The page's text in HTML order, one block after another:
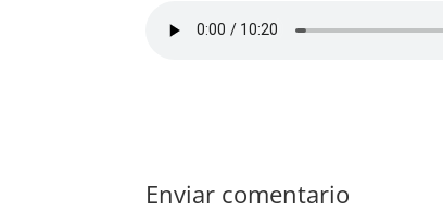
Enviar comentario